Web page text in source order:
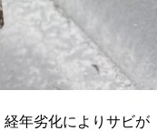
年劣化によりサビが